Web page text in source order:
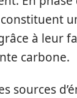
à leur
carbone.
sources